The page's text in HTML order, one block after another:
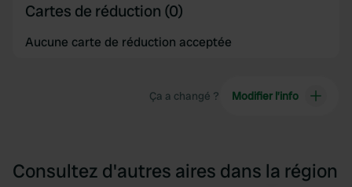
Cartes de réduction (0)
Aucune carte de réduction acceptée
Ça a changé ? Modifier l’info
Consultez d'autres aires dans la région